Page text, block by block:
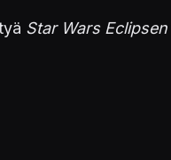
Star Wars Eclipsen